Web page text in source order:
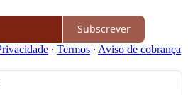
Subscrever
∙ Termos ∙ Aviso de cobrança